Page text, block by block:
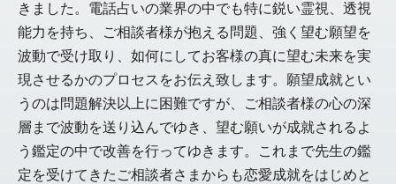
きました。電話占いの業界の中でも特に鋭い霊視、透視
能力を持ち、ご相談者様が抱える問題、強く望む願望を
波動で受け取り、如何にしてお客様の真に望む未来を実
現させるかのプロセスをお伝え致します。願望成就とい
うのは問題解決以上に困難ですが、ご相談者様の心の深
層まで波動を送り込んでゆき、望む願いが成就されるよ
う鑑定の中で改善を行ってゆきます。これまで先生の鑑
定を受けてきたご相談者さまからも恋愛成就をはじめと